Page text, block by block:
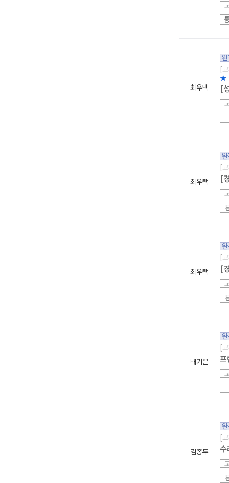
최우택
[
★
[
최우택
[
[
최우택
[
[
배기은
[
프
김종두
[
수